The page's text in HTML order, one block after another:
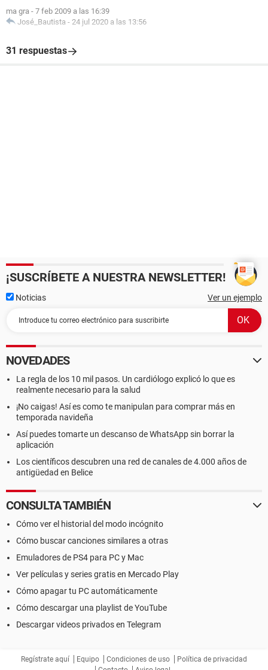
ma gra - 7 feb 2009 a las 16:39
José_Bautista - 24 jul 2020 a las 13:56
31 respuestas
¡SUSCRÍBETE A NUESTRA NEWSLETTER!
Noticias Ver un ejemplo
NOVEDADES
La regla de los 10 mil pasos. Un cardiólogo explicó lo que es
realmente necesario para la salud
¡No caigas! Así es como te manipulan para comprar más en
temporada navideña
Así puedes tomarte un descanso de WhatsApp sin borrar la
aplicación
Los científicos descubren una red de canales de 4.000 años de
antigüedad en Belice
CONSULTA TAMBIÉN
Cómo ver el historial del modo incógnito
Cómo buscar canciones similares a otras
Emuladores de PS4 para PC y Mac
Ver películas y series gratis en Mercado Play
Cómo apagar tu PC automáticamente
Cómo descargar una playlist de YouTube
Descargar videos privados en Telegram
Regístrate aquí Equipo Condiciones de uso
Política de privacidad